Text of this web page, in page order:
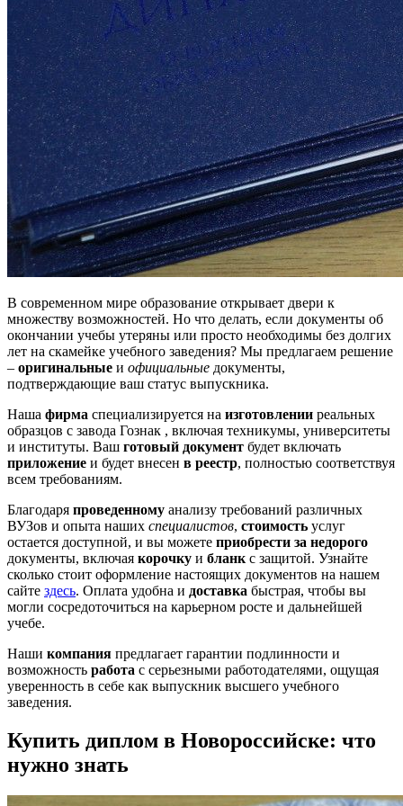
В современном мире образование открывает двери к
множеству возможностей. Но что делать, если документы об
окончании учебы утеряны или просто необходимы без долгих
лет на скамейке учебного заведения? Мы предлагаем решение
– оригинальные и официальные документы,
подтверждающие ваш статус выпускника.
Наша фирма специализируется на изготовлении реальных
образцов с завода Гознак , включая техникумы, университеты
и институты. Ваш готовый документ будет включать
приложение и будет внесен в реестр, полностью соответствуя
всем требованиям.
Благодаря проведенному анализу требований различных
ВУЗов и опыта наших специалистов, стоимость услуг
остается доступной, и вы можете приобрести за недорого
документы, включая корочку и бланк с защитой. Узнайте
сколько стоит оформление настоящих документов на нашем
сайте здесь. Оплата удобна и доставка быстрая, чтобы вы
могли сосредоточиться на карьерном росте и дальнейшей
учебе.
Наши компания предлагает гарантии подлинности и
возможность работа с серьезными работодателями, ощущая
уверенность в себе как выпускник высшего учебного
заведения.
Купить диплом в Новороссийске: что
нужно знать